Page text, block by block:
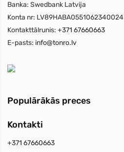
Banka: Swedbank Latvija
Konta nr: LV89HABA0551062340024
Kontakttālrunis: +371 67660663
E-pasts: info@tonro.lv
Populārākās preces
Kontakti
+371 67660663